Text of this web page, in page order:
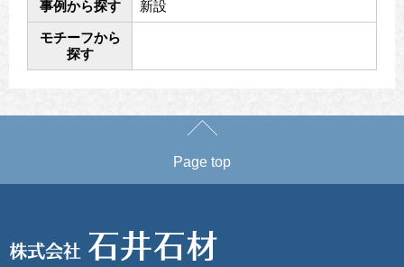
事例から探す 新設
モチーフから
探す
Page top